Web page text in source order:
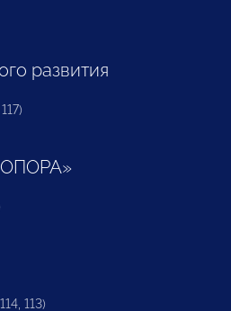
развития
113)